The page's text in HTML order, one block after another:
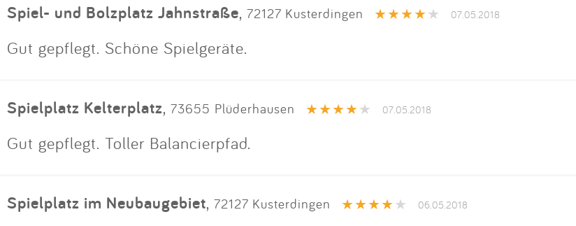
Spiel- und Bolzplatz Jahnstraße, 72127 Kusterdingen 07.05.2018
Gut gepflegt. Schöne Spielgeräte.
Spielplatz Kelterplatz, 73655 Plüderhausen 07.05.2018
Gut gepflegt. Toller Balancierpfad.
Spielplatz im Neubaugebiet, 72127 Kusterdingen 06.05.2018